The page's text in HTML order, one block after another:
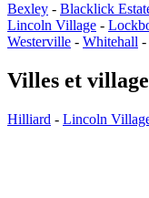
Bexley - Blacklick
Lincoln Village -
Westerville - Whitehall -
Villes et
Hilliard - Lincoln